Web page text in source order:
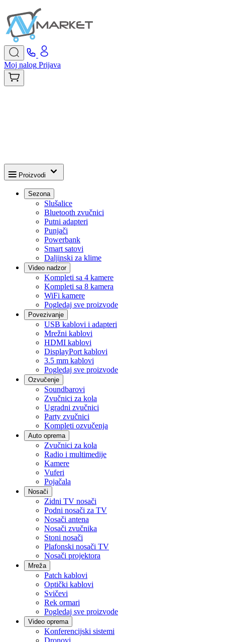
Moj nalog Prijava
Proizvodi
Sezona
Slušalice
Bluetooth zvučnici
Putni adapteri
Punjači
Powerbank
Smart satovi
Daljinski za klime
Video nadzor
Kompleti sa 4 kamere
Kompleti sa 8 kamera
WiFi kamere
Pogledaj sve proizvode
Povezivanje
USB kablovi i adapteri
Mrežni kablovi
HDMI kablovi
DisplayPort kablovi
3.5 mm kablovi
Pogledaj sve proizvode
Ozvučenje
Soundbarovi
Zvučnici za kola
Ugradni zvučnici
Party zvučnici
Kompleti ozvučenja
Auto oprema
Zvučnici za kola
Radio i multimedije
Kamere
Vuferi
Pojačala
Nosači
Zidni TV nosači
Podni nosači za TV
Nosači antena
Nosači zvučnika
Stoni nosači
Plafonski nosači TV
Nosači projektora
Mreža
Patch kablovi
Optički kablovi
Svičevi
Rek ormari
Pogledaj sve proizvode
Video oprema
Konferencijski sistemi
Dronovi